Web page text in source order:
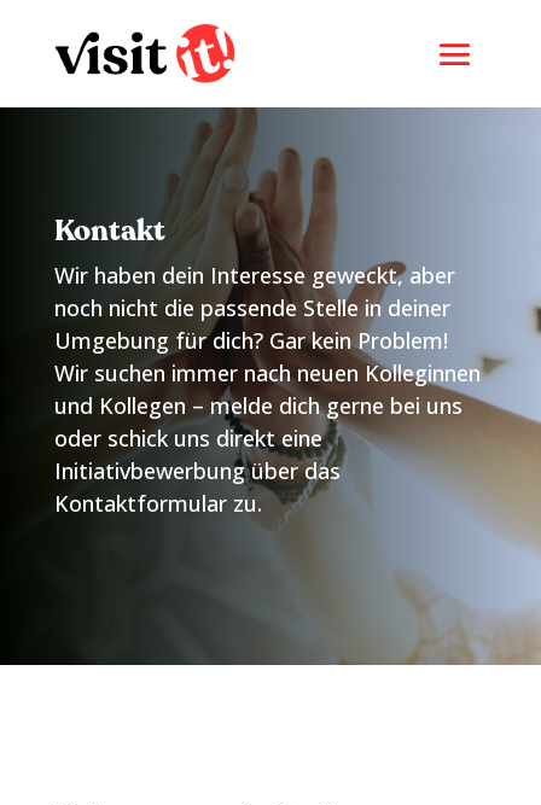
Kontakt
Wir haben dein Interesse geweckt, aber
noch nicht die passende Stelle in deiner
Umgebung für dich? Gar kein Problem!
Wir suchen immer nach neuen Kolleginnen
und Kollegen – melde dich gerne bei uns
oder schick uns direkt eine
Initiativbewerbung über das
Kontaktformular zu.